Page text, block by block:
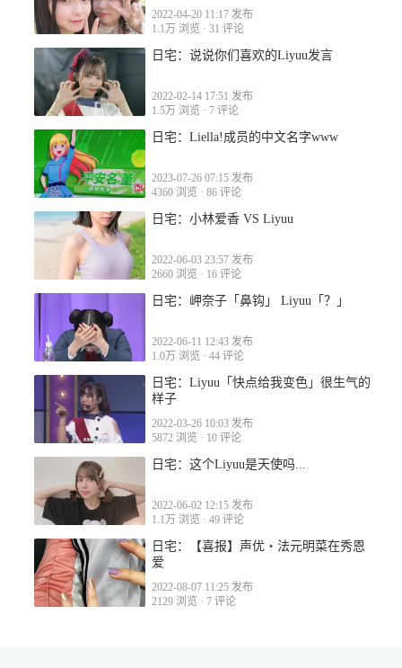
2022-04-20 11:17 发布
1.1万 浏览 · 31 评论
日宅：说说你们喜欢的Liyuu发言
2022-02-14 17:51 发布
1.5万 浏览 · 7 评论
日宅：Liella!成员的中文名字www
2023-07-26 07:15 发布
4360 浏览 · 86 评论
日宅：小林爱香 VS Liyuu
2022-06-03 23:57 发布
2660 浏览 · 16 评论
日宅：岬奈子「鼻钩」 Liyuu「？」
2022-06-11 12:43 发布
1.0万 浏览 · 44 评论
日宅：Liyuu「快点给我变色」很生气的
样子
2022-03-26 10:03 发布
5872 浏览 · 10 评论
日宅：这个Liyuu是天使吗...
2022-06-02 12:15 发布
1.1万 浏览 · 49 评论
日宅：【喜报】声优・法元明菜在秀恩
爱
2022-08-07 11:25 发布
2129 浏览 · 7 评论